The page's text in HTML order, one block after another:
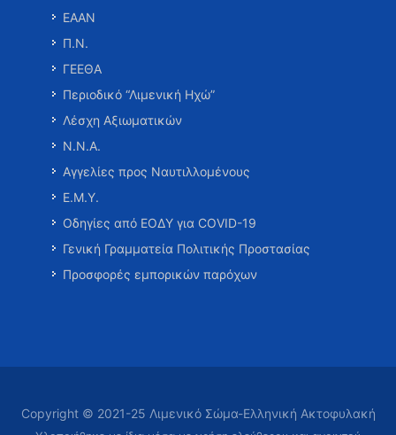
ΕΑΑΝ
Π.Ν.
ΓΕΕΘΑ
Περιοδικό “Λιμενική Ηχώ”
Λέσχη Αξιωματικών
Ν.Ν.Α.
Αγγελίες προς Ναυτιλλομένους
Ε.Μ.Υ.
Οδηγίες από ΕΟΔΥ για COVID-19
Γενική Γραμματεία Πολιτικής Προστασίας
Προσφορές εμπορικών παρόχων
Copyright © 2021-25 Λιμενικό Σώμα-Ελληνική Ακτοφυλακή